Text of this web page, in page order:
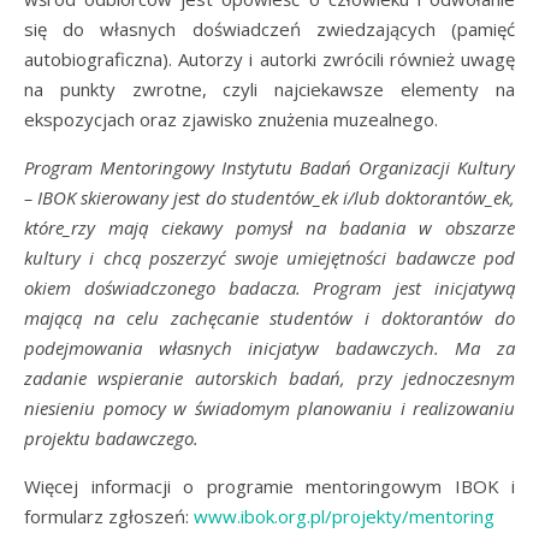
się do własnych doświadczeń zwiedzających (pamięć
autobiograficzna). Autorzy i autorki zwrócili również uwagę
na punkty zwrotne, czyli najciekawsze elementy na
ekspozycjach oraz zjawisko znużenia muzealnego.
Program Mentoringowy Instytutu Badań Organizacji Kultury
– IBOK skierowany jest do studentów_ek i/lub doktorantów_ek,
które_rzy mają ciekawy pomysł na badania w obszarze
kultury i chcą poszerzyć swoje umiejętności badawcze pod
okiem doświadczonego badacza. Program jest inicjatywą
mającą na celu zachęcanie studentów i doktorantów do
podejmowania własnych inicjatyw badawczych. Ma za
zadanie wspieranie autorskich badań, przy jednoczesnym
niesieniu pomocy w świadomym planowaniu i realizowaniu
projektu badawczego.
Więcej informacji o programie mentoringowym IBOK i
formularz zgłoszeń: www.ibok.org.pl/projekty/mentoring